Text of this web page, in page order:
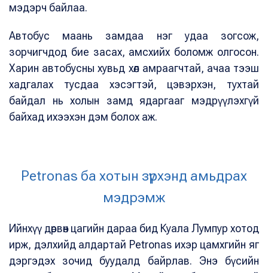
мэдэрч байлаа.
Автобус маань замдаа нэг удаа зогсож,
зорчигчдод бие засах, амсхийх боломж олгосон.
Харин автобусны хувьд хөл амраагчтай, ачаа тээш
хадгалах тусдаа хэсэгтэй, цэвэрхэн, тухтай
байдал нь холын замд ядаргааг мэдрүүлэхгүй
байхад ихээхэн дэм болох аж.
Petronas ба хотын зүрхэнд амьдрах
мэдрэмж
Ийнхүү дөрвөн цагийн дараа бид Куала Лумпур хотод
ирж, дэлхийд алдартай Petronas ихэр цамхгийн яг
дэргэдэх зочид буудалд байрлав. Энэ бүсийн